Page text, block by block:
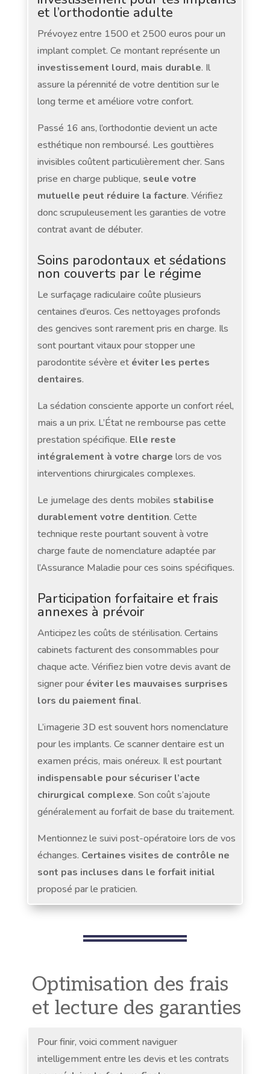
et l’orthodontie adulte
Prévoyez entre 1500 et 2500 euros pour un
implant complet. Ce montant représente un
investissement lourd, mais durable. Il
assure la pérennité de votre dentition sur le
long terme et améliore votre confort.
Passé 16 ans, l’orthodontie devient un acte
esthétique non remboursé. Les gouttières
invisibles coûtent particulièrement cher. Sans
prise en charge publique, seule votre
mutuelle peut réduire la facture. Vérifiez
donc scrupuleusement les garanties de votre
contrat avant de débuter.
Soins parodontaux et sédations
non couverts par le régime
Le surfaçage radiculaire coûte plusieurs
centaines d’euros. Ces nettoyages profonds
des gencives sont rarement pris en charge. Ils
sont pourtant vitaux pour stopper une
parodontite sévère et éviter les pertes
dentaires.
La sédation consciente apporte un confort réel,
mais a un prix. L’État ne rembourse pas cette
prestation spécifique. Elle reste
intégralement à votre charge lors de vos
interventions chirurgicales complexes.
Le jumelage des dents mobiles stabilise
durablement votre dentition. Cette
technique reste pourtant souvent à votre
charge faute de nomenclature adaptée par
l’Assurance Maladie pour ces soins spécifiques.
Participation forfaitaire et frais
annexes à prévoir
Anticipez les coûts de stérilisation. Certains
cabinets facturent des consommables pour
chaque acte. Vérifiez bien votre devis avant de
signer pouréviter les mauvaises surprises
lors du paiement final.
L’imagerie 3D est souvent hors nomenclature
pour les implants. Ce scanner dentaire est un
examen précis, mais onéreux. Il est pourtant
indispensable pour sécuriser l’acte
chirurgical complexe. Son coût s’ajoute
généralement au forfait de base du traitement.
Mentionnez le suivi post-opératoire lors de vos
échanges. Certaines visites de contrôle ne
sont pas incluses dans le forfait initial
proposé par le praticien.
Optimisation des frais
et lecture des garanties
Pour finir, voici comment naviguer
intelligemment entre les devis et les contrats